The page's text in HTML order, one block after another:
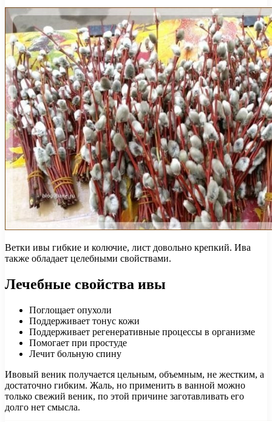
Ветки ивы гибкие и колючие, лист довольно крепкий. Ива
также обладает целебными свойствами.
Лечебные свойства ивы
Поглощает опухоли
Поддерживает тонус кожи
Поддерживает регенеративные процессы в организме
Помогает при простуде
Лечит больную спину
Ивовый веник получается цельным, объемным, не жестким, а
достаточно гибким. Жаль, но применить в ванной можно
только свежий веник, по этой причине заготавливать его
долго нет смысла.